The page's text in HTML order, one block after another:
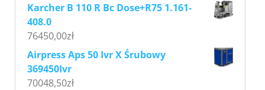
Karcher B 110 R Bc Dose+R75 1.161-
408.0
76450,00zł
Airpress Aps 50 Ivr X Śrubowy
369450Ivr
70048,50zł